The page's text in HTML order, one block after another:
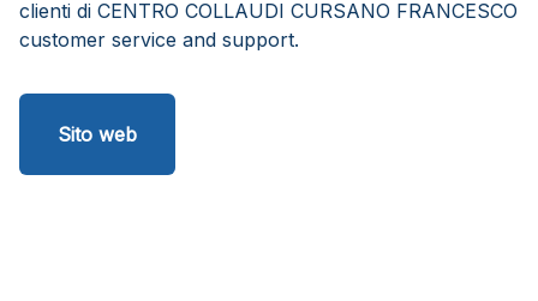
clienti di CENTRO COLLAUDI CURSANO FRANCESCO
customer service and support.
Sito web